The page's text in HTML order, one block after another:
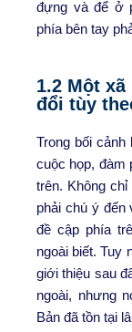
đựng và để ở
phía bên tay
1.2 Một
đổi tùy
Trong bối cảnh
cuộc họp, đàm
trên. Không
phải chú ý đến
đề cập phía
ngoài biết. Tuy
giới thiệu sau
ngoài, nhưng
Bản đã tồn tại